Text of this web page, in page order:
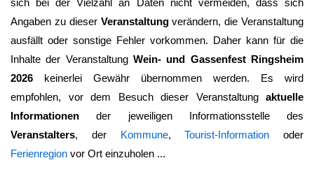
sich bei der Vielzahl an Daten nicht vermeiden, dass sich
Angaben zu dieser Veranstaltungverändern, die Veranstaltung
ausfällt oder sonstige Fehler vorkommen. Daher kann für die
Inhalte der Veranstaltung Wein- und Gassenfest Ringsheim
2026 keinerlei Gewähr übernommen werden. Es wird
empfohlen, vor dem Besuch dieser Veranstaltung aktuelle
Informationen der jeweiligen Informationsstelle des
Veranstalters, der Kommune,Tourist-Information oder
Ferienregion vor Ort einzuholen ...